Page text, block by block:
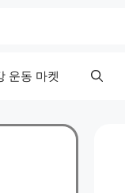
운동 마켓